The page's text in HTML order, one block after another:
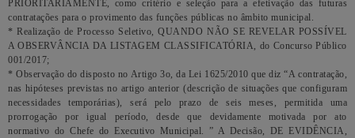
PRIORITARIAMENTE, como critério e seleção para a efetivação das futuras
contratações para o provimento das funções públicas no âmbito municipal.
* Realização de Processo Seletivo, QUANDO NÃO SE REVELAR POSSÍVEL
A OBSERVÂNCIA DA LISTAGEM CLASSIFICATÓRIA, do Concurso Público
001/2017;
* Observação do disposto no Artigo 3o, da Lei 1625/2010 que diz “A contratação,
nas hipóteses previstas no artigo anterior (descrição de situações que configuram
necessidades temporárias), será pelo prazo de seis meses, permitida uma
prorrogação por igual período, desde que devidamente motivada por ato
normativo do Chefe do Executivo Municipal. ” A Decisão, DE EVIDÊNCIA,